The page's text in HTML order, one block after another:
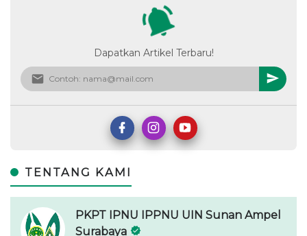
Dapatkan Artikel Terbaru!
TENTANG KAMI
PKPT IPNU IPPNU UIN Sunan Ampel
Surabaya